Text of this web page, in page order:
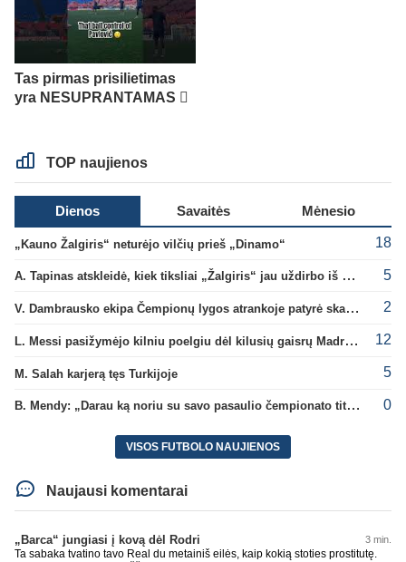
Tas pirmas prisilietimas
yra NESUPRANTAMAS 🫪
TOP naujienos
Dienos Savaitės Mėnesio
„Kauno Žalgiris“ neturėjo vilčių prieš „Dinamo“ 18
A. Tapinas atskleidė, kiek tiksliai „Žalgiris“ jau uždirbo iš UEFA premijų 5
V. Dambrausko ekipa Čempionų lygos atrankoje patyrė skaudžią nesėkmę 2
L. Messi pasižymėjo kilniu poelgiu dėl kilusių gaisrų Madride 12
M. Salah karjerą tęs Turkijoje 5
B. Mendy: „Darau ką noriu su savo pasaulio čempionato titulu“ 0
VISOS FUTBOLO NAUJIENOS
Naujausi komentarai
„Barca“ jungiasi į kovą dėl Rodri 3 min.
Ta sabaka tvatino tavo Real du metainiš eilės, kaip kokią stoties prostitutę.